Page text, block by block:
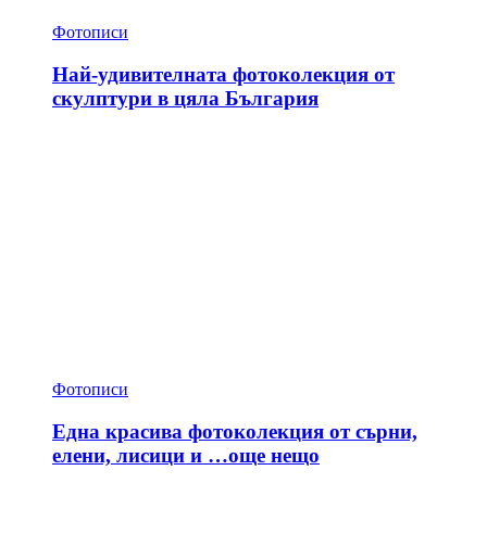
Фотописи
Най-удивителната фотоколекция от
скулптури в цяла България
Фотописи
Една красива фотоколекция от сърни,
елени, лисици и …още нещо